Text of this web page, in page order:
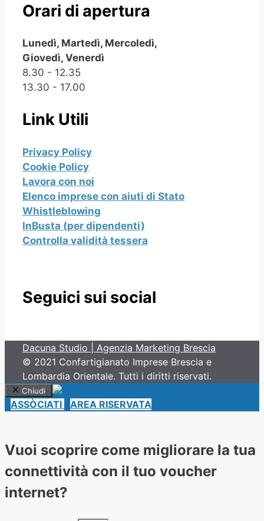
Orari di apertura
Lunedì, Martedì, Mercoledì,
Giovedì, Venerdì
8.30 - 12.35
13.30 - 17.00
Link Utili
Privacy Policy
Cookie Policy
Lavora con noi
Elenco imprese con aiuti di Stato
Whistleblowing
InBusta (per dipendenti)
Controlla validità tessera
Seguici sui social
Dacuna Studio | Agenzia Marketing Brescia
© 2021 Confartigianato Imprese Brescia e
Lombardia Orientale. Tutti i diritti riservati.
Chiudi
ASSÒCIATI AREA RISERVATA
Vuoi scoprire come migliorare la tua
connettività con il tuo voucher
internet?